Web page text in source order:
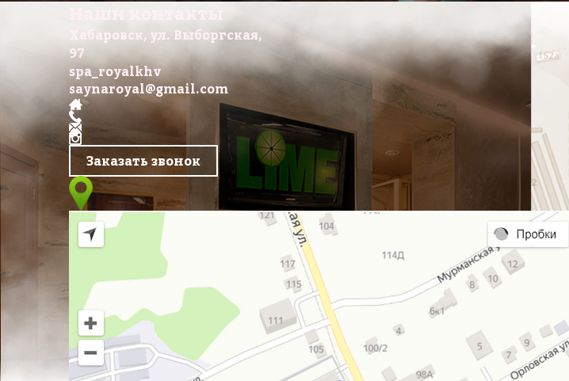
Наши контакты
Хабаровск, ул. Выборгская,
97
spa_royalkhv
saynaroyal@gmail.com
Заказать звонок